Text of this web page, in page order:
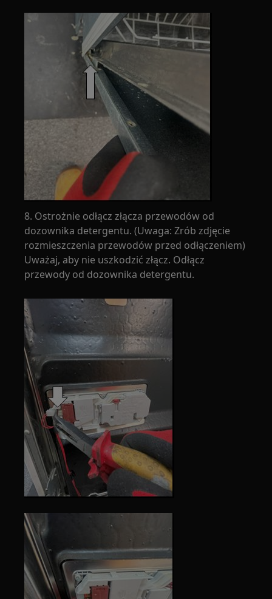
8. Ostrożnie odłącz złącza przewodów od
dozownika detergentu. (Uwaga: Zrób zdjęcie
rozmieszczenia przewodów przed odłączeniem)
Uważaj, aby nie uszkodzić złącz. Odłącz
przewody od dozownika detergentu.